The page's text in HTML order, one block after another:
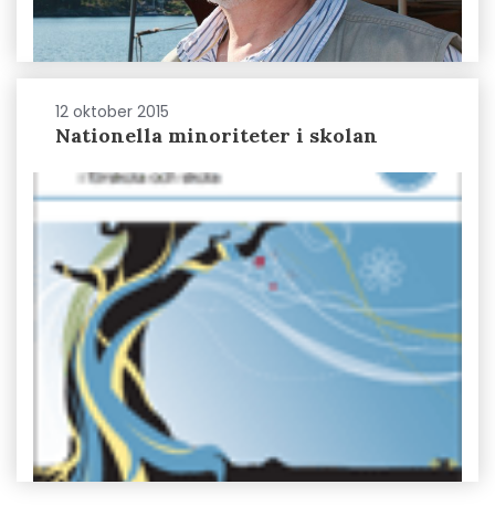
12 oktober 2015
Nationella minoriteter i skolan